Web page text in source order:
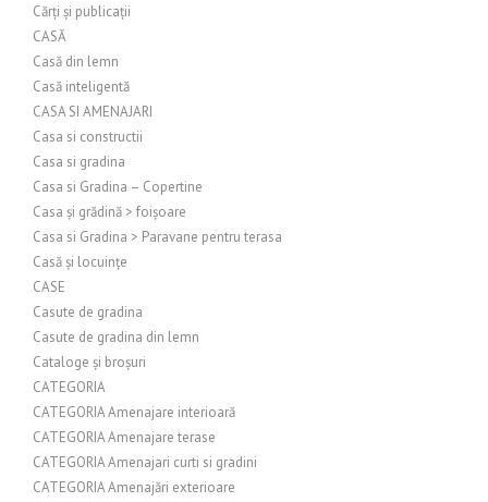
Cărți și publicații
CASĂ
Casă din lemn
Casă inteligentă
CASA SI AMENAJARI
Casa si constructii
Casa si gradina
Casa si Gradina – Copertine
Casa și grădină > foișoare
Casa si Gradina > Paravane pentru terasa
Casă și locuințe
CASE
Casute de gradina
Casute de gradina din lemn
Cataloge și broșuri
CATEGORIA
CATEGORIA Amenajare interioară
CATEGORIA Amenajare terase
CATEGORIA Amenajari curti si gradini
CATEGORIA Amenajări exterioare